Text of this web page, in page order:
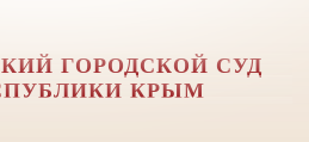
ГОРОДСКОЙ СУД
КРЫМ